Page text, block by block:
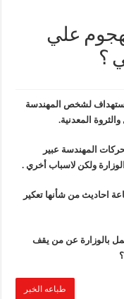
علي
؟
لشخص المهندسة
المعدنية.
المهندسة عبير
ولكن لاسباب أخري .
احاديث من شأنها تعكير
بالوزارة عن من يقف
طباعه الخبر